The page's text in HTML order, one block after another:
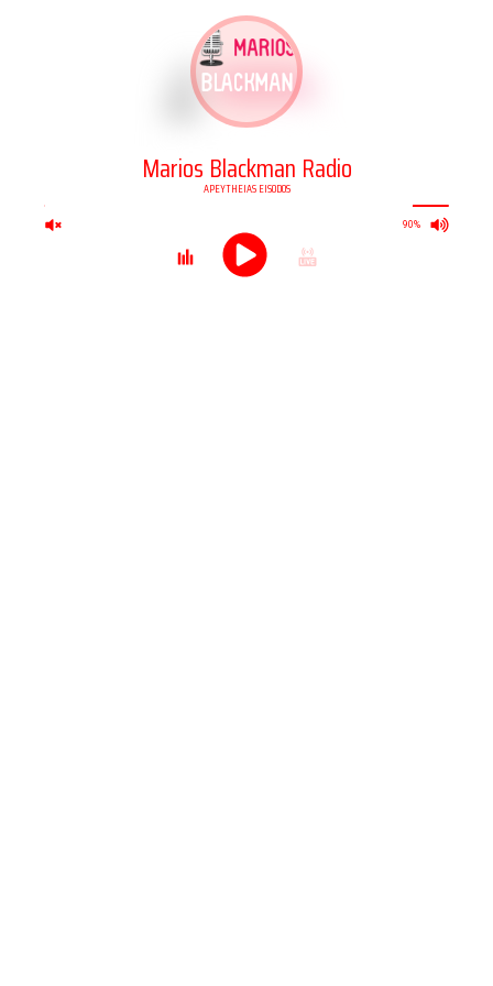
Marios Blackman Radio
APEYTHEIAS EISODOS
90%